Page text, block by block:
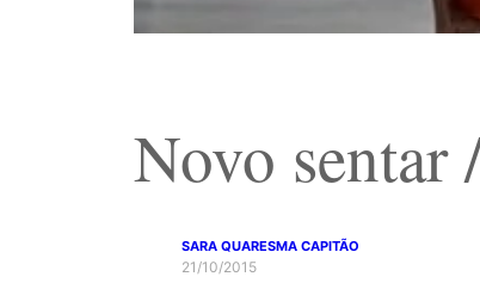
Novo sentar
SARA QUARESMA CAPITÃO
21/10/2015